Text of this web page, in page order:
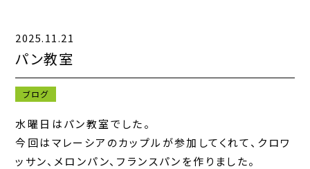
お知らせ一覧
お問い合わせフォーム
2025.11.21
パン教室
ブログ
水曜日はパン教室でした。
今回はマレーシアのカップルが参加してくれて、クロワ
ッサン、メロンパン、フランスパンを作りました。